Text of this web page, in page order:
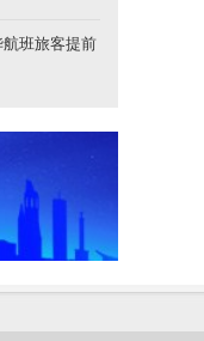
班旅客提前